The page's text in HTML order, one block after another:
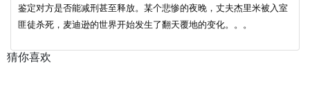
鉴定对方是否能减刑甚至释放。某个悲惨的夜晚，丈夫杰里米被入室
匪徒杀死，麦迪逊的世界开始发生了翻天覆地的变化。。。
猜你喜欢